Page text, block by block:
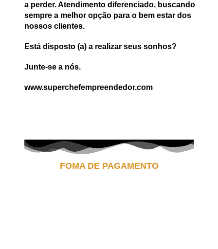
a perder. Atendimento diferenciado, buscando
sempre a melhor opção para o bem estar dos
nossos clientes.
Está disposto (a) a realizar seus sonhos?
Junte-se a nós.
www.superchefempreendedor.com
FOMA DE PAGAMENTO